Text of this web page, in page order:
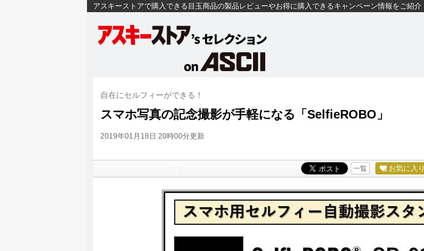
アスキーストアで購入できる目玉商品の製品レビューやお得に購入できるキャンペーン情報をご紹介
自在にセルフィーができる！
スマホ写真の記念撮影が手軽になる「SelfieROBO」
2019年01月18日 20時00分更新
一覧 お気に入り